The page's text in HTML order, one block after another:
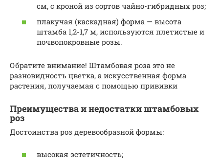
см, с кроной из сортов чайно-гибридных роз;
плакучая (каскадная) форма — высота
штамба 1,2-1,7 м, используются плетистые и
почвопокровные розы.
Обратите внимание! Штамбовая роза это не
разновидность цветка, а искусственная форма
растения, получаемая с помощью прививки
Преимущества и недостатки штамбовых
роз
Достоинства роз деревообразной формы:
высокая эстетичность;